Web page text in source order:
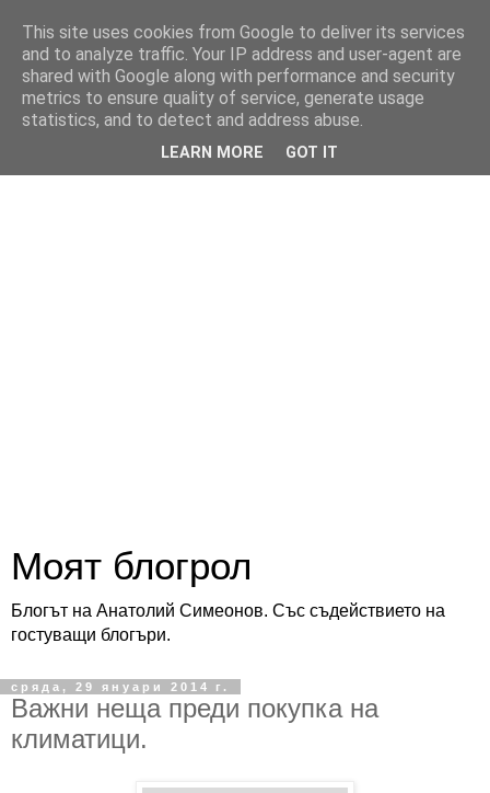
Моят блогрол
Блогът на Анатолий Симеонов. Със съдействието на
гостуващи блогъри.
сряда, 29 януари 2014 г.
Важни неща преди покупка на
климатици.
This site uses cookies from Google to deliver its services
and to analyze traffic. Your IP address and user-agent are
shared with Google along with performance and security
metrics to ensure quality of service, generate usage
statistics, and to detect and address abuse.
LEARN MORE GOT IT